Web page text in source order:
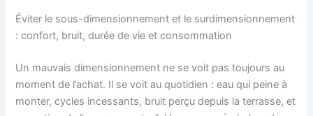
Éviter le sous-dimensionnement et le surdimensionnement
: confort, bruit, durée de vie et consommation
Un mauvais dimensionnement ne se voit pas toujours au
moment de l’achat. Il se voit au quotidien : eau qui peine à
monter, cycles incessants, bruit perçu depuis la terrasse, et